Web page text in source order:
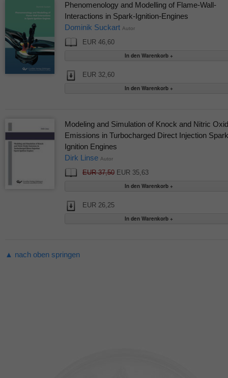
Phenomenology and Modelling of Flame-Wall-
Interactions in Spark-Ignition-Engines
Dominik Suckart Autor
EUR 46,60
EUR 32,60
Modeling and Simulation of Knock and Nitric
Emissions in Turbocharged Direct Injection Spark
Ignition Engines
Dirk Linse Autor
EUR 37,50EUR 35,63
EUR 26,25
▲ nach oben springen